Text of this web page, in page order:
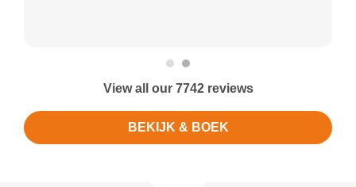
View all our 7742 reviews
BEKIJK & BOEK